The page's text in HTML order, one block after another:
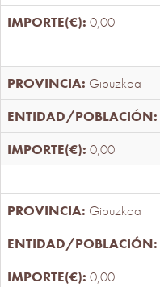
0,00
Gipuzkoa
0,00
Gipuzkoa
0,00